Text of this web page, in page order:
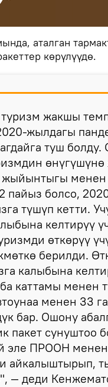
аталган
көрүлүүдө.
жакшы
жылдагы
туш
менен
пайыз болсо,
түшүп кетти.
келтирүү
өткөрүү
берилди.
калыбына
каттамы менен
менен 33
бар. Ошону
пакет сунуштоо
эле ПРООН менен
айкалыштырып,
— деди